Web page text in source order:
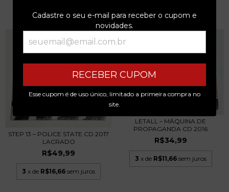
Cadastre o seu e-mail para receber o cupom e
novidades.
RECEBER CUPOM
Esse cupom é de uso único, limitado a primeira compra no
site.
STEP 13 – POLICE STATE CD 2017
LACRADO
R$49,99
3 x de R$16,66 sem juros
LETALL – MÁQUINA DE
PROPAGANDA CD 2016
R$34,99
3 x de R$11,66 sem juros